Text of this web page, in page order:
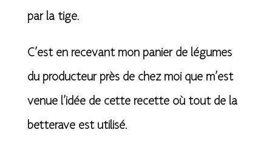
par la tige.
C’est en recevant mon panier de légumes
du producteur près de chez moi que m’est
venue l’idée de cette recette où tout de la
betterave est utilisé.